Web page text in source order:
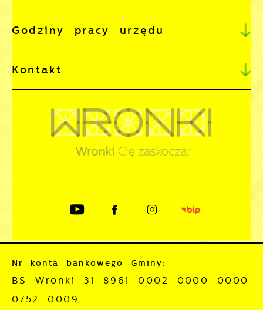
Godziny pracy urzędu
Kontakt
Nr konta bankowego Gminy:
BS Wronki 31 8961 0002 0000 0000
0752 0009